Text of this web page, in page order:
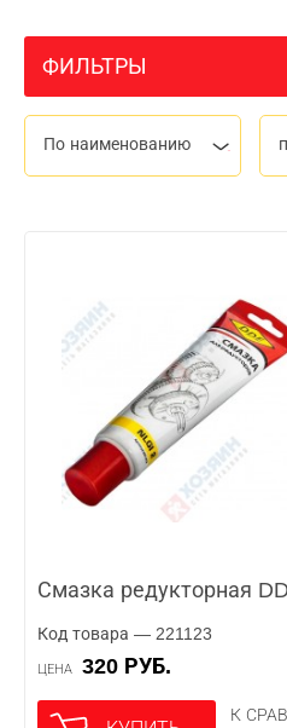
ФИЛЬТРЫ
По наименованию
Смазка редукторная
Код товара — 221123
ЦЕНА 320 РУБ.
К